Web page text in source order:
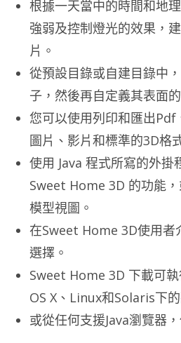
根據一天當中的時間和地
強弱及控制燈光的效果，
片。
從預設目錄或自建目錄中
子，然後再自定義其表面
您可以使用列印和匯出
圖片、影片和標準的3D格
使用 Java 程式所寫的外掛
Sweet Home 3D 的功能
模型視圖。
在Sweet Home 3D使用者
選擇。
Sweet Home 3D 下載可
OS X、Linux和Solaris下的
或從任何支援Java瀏覽器